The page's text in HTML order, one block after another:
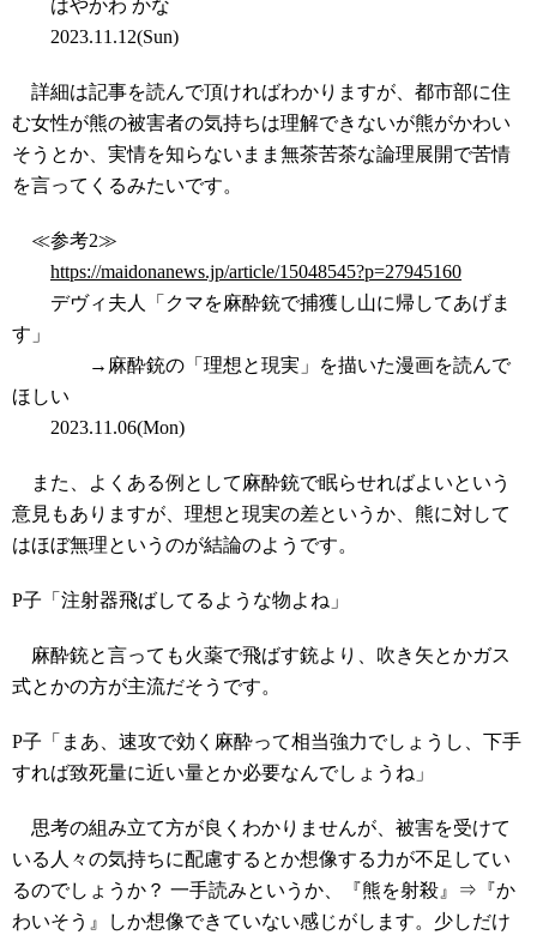
はやかわ かな
2023.11.12(Sun)
詳細は記事を読んで頂ければわかりますが、都市部に住
む女性が熊の被害者の気持ちは理解できないが熊がかわい
そうとか、実情を知らないまま無茶苦茶な論理展開で苦情
を言ってくるみたいです。
≪参考2≫
https://maidonanews.jp/article/15048545?p=27945160
デヴィ夫人「クマを麻酔銃で捕獲し山に帰してあげま
す」
→麻酔銃の「理想と現実」を描いた漫画を読んで
ほしい
2023.11.06(Mon)
また、よくある例として麻酔銃で眠らせればよいという
意見もありますが、理想と現実の差というか、熊に対して
はほぼ無理というのが結論のようです。
P子「注射器飛ばしてるような物よね」
麻酔銃と言っても火薬で飛ばす銃より、吹き矢とかガス
式とかの方が主流だそうです。
P子「まあ、速攻で効く麻酔って相当強力でしょうし、下手
すれば致死量に近い量とか必要なんでしょうね」
思考の組み立て方が良くわかりませんが、被害を受けて
いる人々の気持ちに配慮するとか想像する力が不足してい
るのでしょうか？ 一手読みというか、『熊を射殺』⇒『か
わいそう』しか想像できていない感じがします。少しだけ